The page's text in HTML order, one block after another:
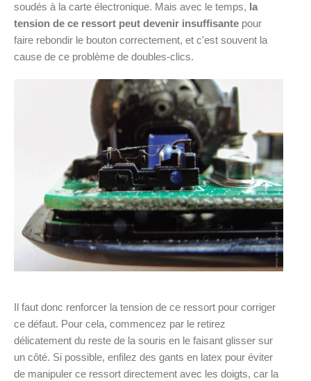
soudés à la carte électronique. Mais avec le temps, la
tension de ce ressort peut devenir insuffisante pour
faire rebondir le bouton correctement, et c'est souvent la
cause de ce problème de doubles-clics.
Il faut donc renforcer la tension de ce ressort pour corriger
ce défaut. Pour cela, commencez par le retirez
délicatement du reste de la souris en le faisant glisser sur
un côté. Si possible, enfilez des gants en latex pour éviter
de manipuler ce ressort directement avec les doigts, car la